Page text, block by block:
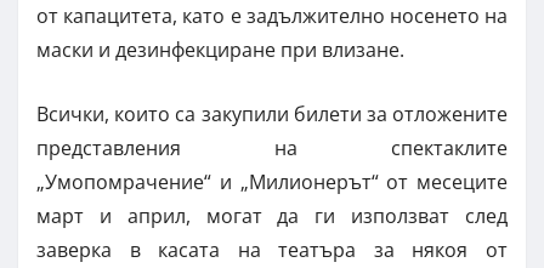
от капацитета, като е задължително носенето на
маски и дезинфекциране при влизане.
Всички, които са закупили билети за отложените
представления на спектаклите
„Умопомрачение“ и „Милионерът“ от месеците
март и април, могат да ги използват след
заверка в касата на театъра за някоя от